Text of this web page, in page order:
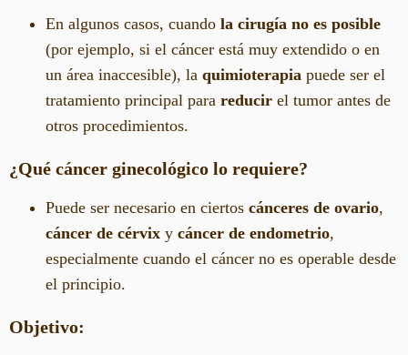
En algunos casos, cuando la cirugía no es posible
(por ejemplo, si el cáncer está muy extendido o en
un área inaccesible), la quimioterapia puede ser el
tratamiento principal para reducir el tumor antes de
otros procedimientos.
¿Qué cáncer ginecológico lo requiere?
Puede ser necesario en ciertos cánceres de ovario,
cáncer de cérvix y cáncer de endometrio,
especialmente cuando el cáncer no es operable desde
el principio.
Objetivo: